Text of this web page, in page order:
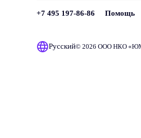
+7 495 197-86-86 Помощь
Русский© 2026 ООО НКО «